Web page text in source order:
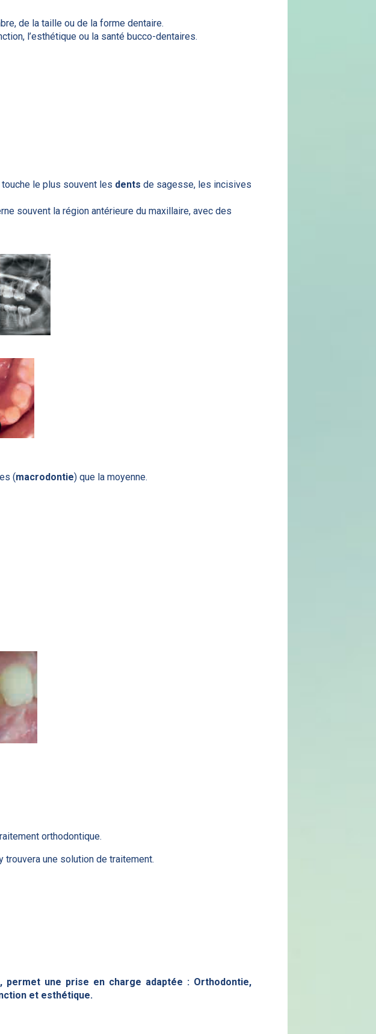
de la taille ou de la forme dentaire.
l’esthétique ou la santé bucco-dentaires.
touche le plus souvent les dents de sagesse, les incisives
souvent la région antérieure du maxillaire, avec des
(macrodontie) que la moyenne.
orthodontique.
une solution de traitement.
permet une prise en charge adaptée : Orthodontie,
et esthétique.